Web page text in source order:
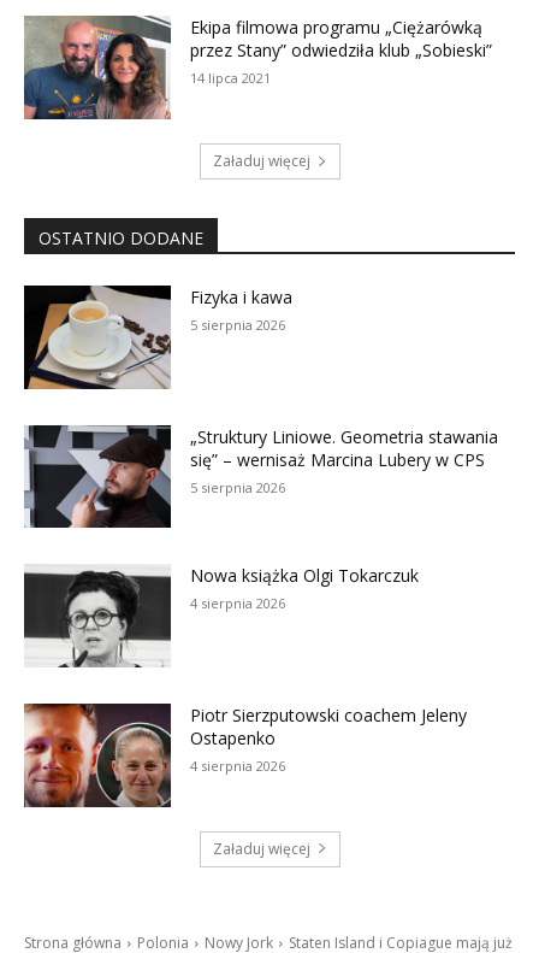
Ekipa filmowa programu „Ciężarówką
przez Stany” odwiedziła klub „Sobieski”
14 lipca 2021
Załaduj więcej
OSTATNIO DODANE
Fizyka i kawa
5 sierpnia 2026
„Struktury Liniowe. Geometria stawania
się” – wernisaż Marcina Lubery w CPS
5 sierpnia 2026
Nowa książka Olgi Tokarczuk
4 sierpnia 2026
Piotr Sierzputowski coachem Jeleny
Ostapenko
4 sierpnia 2026
Załaduj więcej